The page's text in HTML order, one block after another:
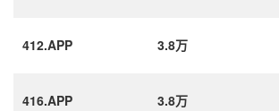
412.APP 3.8万
416.APP 3.8万